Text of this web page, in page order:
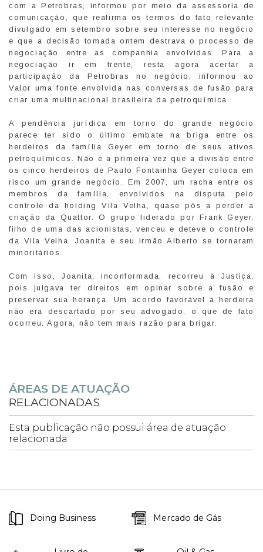
com a Petrobras, informou por meio da assessoria de
comunicação, que reafirma os termos do fato relevante
divulgado em setembro sobre seu interesse no negócio
e que a decisão tomada ontem destrava o processo de
negociação entre as companhia envolvidas. Para a
negociação ir em frente, resta agora acertar a
participação da Petrobras no negócio, informou ao
Valor uma fonte envolvida nas conversas de fusão para
criar uma multinacional brasileira da petroquímica.
A pendência jurídica em torno do grande negócio
parece ter sido o último embate na briga entre os
herdeiros da família Geyer em torno de seus ativos
petroquímicos. Não é a primeira vez que a divisão entre
os cinco herdeiros de Paulo Fontainha Geyer coloca em
risco um grande negócio. Em 2007, um racha entre os
membros da família, envolvidos na disputa pelo
controle da holding Vila Velha, quase pôs a perder a
criação da Quattor. O grupo liderado por Frank Geyer,
filho de uma das acionistas, venceu e deteve o controle
da Vila Velha. Joanita e seu irmão Alberto se tornaram
minoritários.
Com isso, Joanita, inconformada, recorreu à Justiça,
pois julgava ter direitos em opinar sobre a fusão e
preservar sua herança. Um acordo favorável a herdeira
não era descartado por seu advogado, o que de fato
ocorreu. Agora, não tem mais razão para brigar.
ÁREAS DE ATUAÇÃO
RELACIONADAS
Esta publicação não possui área de atuação
relacionada
Doing Business Mercado de Gás